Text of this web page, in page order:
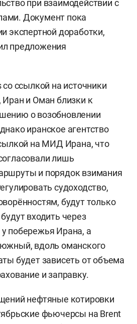
при взаимодействии с
Документ пока
экспертной доработки,
предложения
ссылкой на источники
и Оман близки к
о возобновлении
иранское агентство
на МИД Ирана, что
лишь
и порядок взимания
судоходство,
будут только
входить через
побережья Ирана, а
вдоль оманского
будет зависеть от объема
и заправку.
нефтяные котировки
фьючерсы на Brent